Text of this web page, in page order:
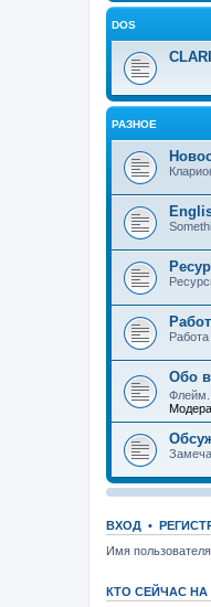
DOS
РАЗНОЕ
Обо
Флейм.
ВХОД •
Имя
КТО СЕЙЧАС